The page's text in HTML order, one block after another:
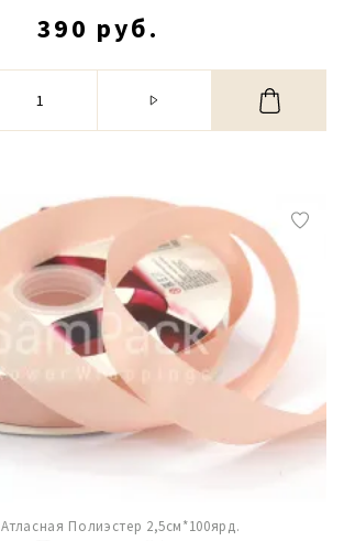
390 руб.
Полиэстер 2,5см*100ярд.